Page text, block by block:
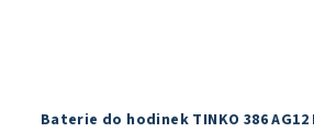
Baterie do hodinek TINKO 386 AG12